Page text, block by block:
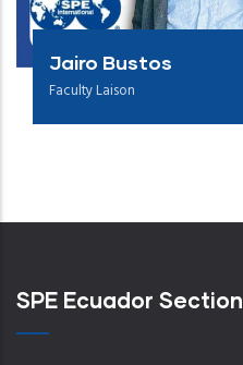
Jairo Bustos
Faculty Laison
SPE Ecuador Section